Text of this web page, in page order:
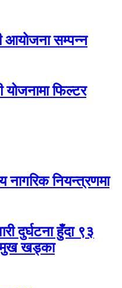
आयोजना सम्पन्न
योजनामा फिल्टर
नागरिक नियन्त्रणमा
दुर्घटना हुँदा ९३
खड्का